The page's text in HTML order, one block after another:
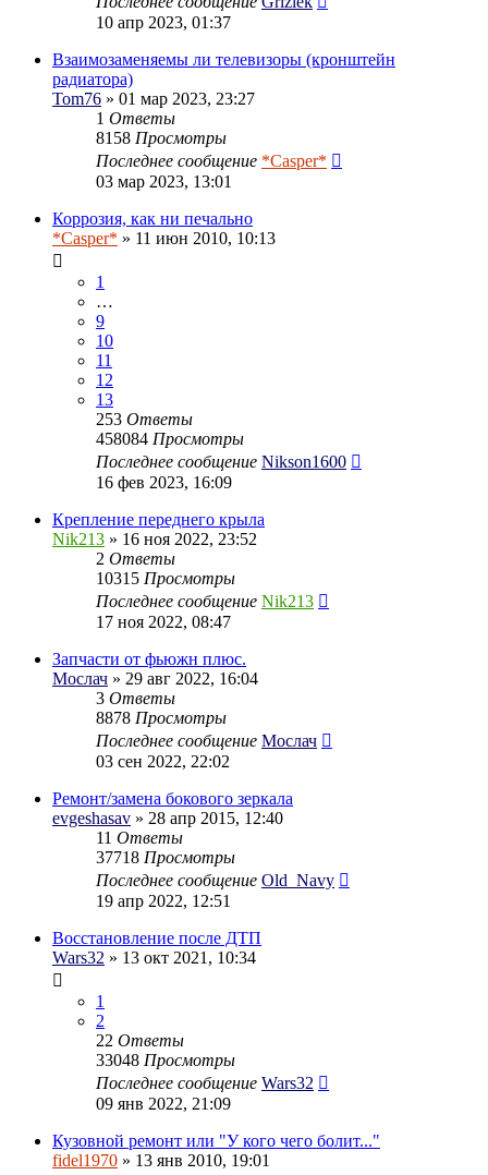
10 апр 2023, 01:37
Взаимозаменяемы ли телевизоры (кронштейн
радиатора)
Tom76 » 01 мар 2023, 23:27
1 Ответы
8158 Просмотры
Последнее сообщение *Casper*
03 мар 2023, 13:01
Коррозия, как ни печально
*Casper* » 11 июн 2010, 10:13
1
…
9
10
11
12
13
253 Ответы
458084 Просмотры
Последнее сообщение Nikson1600
16 фев 2023, 16:09
Крепление переднего крыла
Nik213 » 16 ноя 2022, 23:52
2 Ответы
10315 Просмотры
Последнее сообщение Nik213
17 ноя 2022, 08:47
Запчасти от фьюжн плюс.
Мослач » 29 авг 2022, 16:04
3 Ответы
8878 Просмотры
Последнее сообщение Мослач
03 сен 2022, 22:02
Ремонт/замена бокового зеркала
evgeshasav » 28 апр 2015, 12:40
11 Ответы
37718 Просмотры
Последнее сообщение Old_Navy
19 апр 2022, 12:51
Восстановление после ДТП
Wars32 » 13 окт 2021, 10:34
1
2
22 Ответы
33048 Просмотры
Последнее сообщение Wars32
09 янв 2022, 21:09
Кузовной ремонт или "У кого чего болит..."
fidel1970 » 13 янв 2010, 19:01